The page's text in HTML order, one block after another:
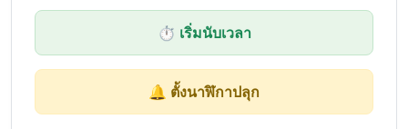
⏱️ เริ่มนับเวลา
🔔 ตั้งนาฬิกาปลุก